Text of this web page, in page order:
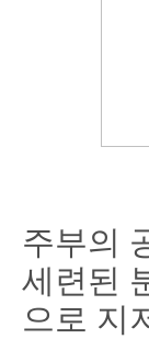
주부의
세련된
으로 지